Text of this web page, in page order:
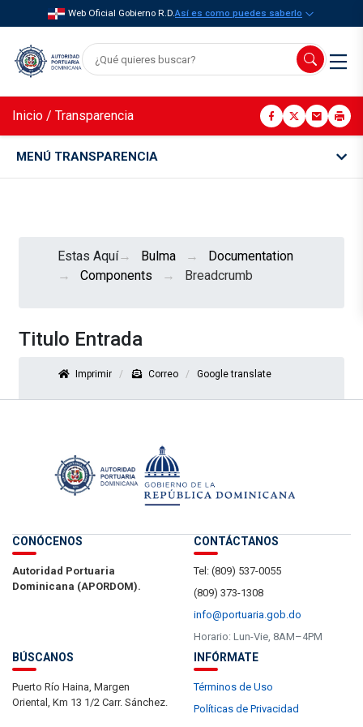
Web Oficial Gobierno R.D.Así es como puedes saberlo
Inicio / Transparencia
MENÚ TRANSPARENCIA
Estas Aquí Bulma
Documentation
Components
Breadcrumb
Titulo Entrada
Imprimir Correo Google translate
CONÓCENOS
Autoridad Portuaria
Dominicana (APORDOM).
CONTÁCTANOS
Tel: (809) 537-0055
(809) 373-1308
info@portuaria.gob.do
Horario: Lun-Vie, 8AM–4PM
BÚSCANOS
Puerto Río Haina, Margen
Oriental, Km 13 1/2 Carr. Sánchez.
INFÓRMATE
Términos de Uso
Políticas de Privacidad